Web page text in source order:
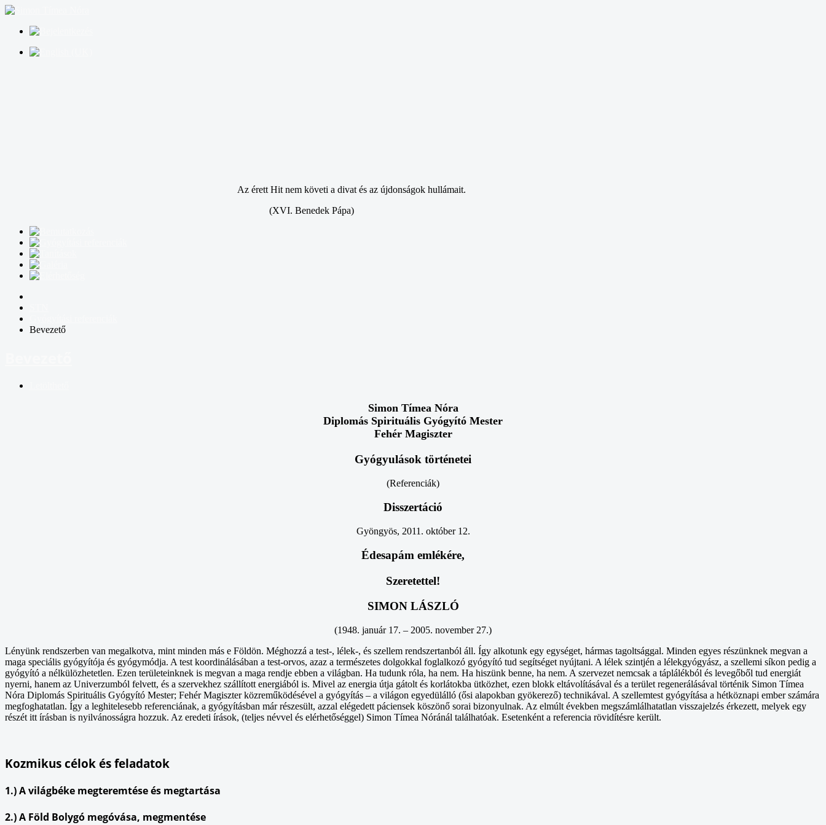
Az érett Hit nem követi a divat és az újdonságok hullámait.
(XVI. Benedek Pápa)
Bevezető
Simon Tímea Nóra
Diplomás Spirituális Gyógyító Mester
Fehér Magiszter
Gyógyulások történetei
(Referenciák)
Disszertáció
Gyöngyös, 2011. október 12.
Édesapám emlékére,
Szeretettel!
SIMON LÁSZLÓ
(1948. január 17. – 2005. november 27.)
Lényünk rendszerben van megalkotva, mint minden más e Földön. Méghozzá a test-, lélek-, és szellem rendszertanból áll. Így alkotunk egy egységet, hármas tagoltsággal. Minden egyes részünknek megvan a
maga speciális gyógyítója és gyógymódja. A test koordinálásában a test-orvos, azaz a természetes dolgokkal foglalkozó gyógyító tud segítséget nyújtani. A lélek szintjén a lélekgyógyász, a szellemi síkon pedig a
gyógyító a nélkülözhetetlen. Ezen területeinknek is megvan a maga rendje ebben a világban. Ha tudunk róla, ha nem. Ha hiszünk benne, ha nem. A szervezet nemcsak a táplálékból és levegőből tud energiát
nyerni, hanem az Univerzumból felvett, és a szervekhez szállított energiából is. Mivel az energia útja gátolt és korlátokba ütközhet, ezen blokk eltávolításával és a terület regenerálásával történik Simon Tímea
Nóra Diplomás Spirituális Gyógyító Mester; Fehér Magiszter közreműködésével a gyógyítás – a világon egyedülálló (ősi alapokban gyökerező) technikával. A szellemtest gyógyítása a hétköznapi ember számára
megfoghatatlan. Így a leghitelesebb referenciának, a gyógyításban már részesült, azzal elégedett páciensek köszönő sorai bizonyulnak. Az elmúlt években megszámlálhatatlan visszajelzés érkezett, melyek egy
részét itt írásban is nyilvánosságra hozzuk. Az eredeti írások, (teljes névvel és elérhetőséggel) Simon Tímea Nóránál találhatóak. Esetenként a referencia rövidítésre került.
Kozmikus célok és feladatok
1.) A világbéke megteremtése és megtartása
2.) A Föld Bolygó megóvása, megmentése